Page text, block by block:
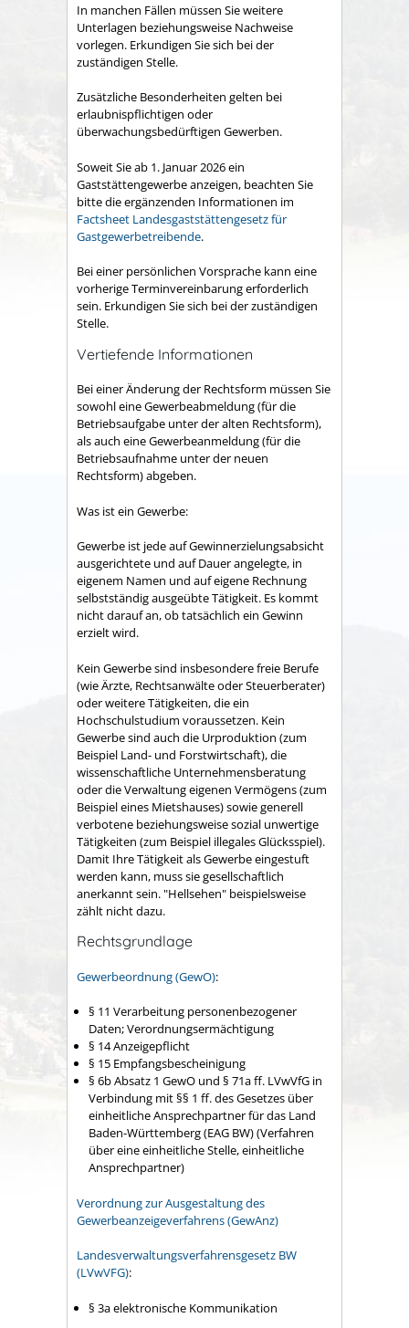
In manchen Fällen müssen Sie weitere
Unterlagen beziehungsweise Nachweise
vorlegen. Erkundigen Sie sich bei der
zuständigen Stelle.
Zusätzliche Besonderheiten gelten bei
erlaubnispflichtigen oder
überwachungsbedürftigen Gewerben.
Soweit Sie ab 1. Januar 2026 ein
Gaststättengewerbe anzeigen, beachten Sie
bitte die ergänzenden Informationen im
Factsheet Landesgaststättengesetz für
Gastgewerbetreibende.
Bei einer persönlichen Vorsprache kann eine
vorherige Terminvereinbarung erforderlich
sein. Erkundigen Sie sich bei der zuständigen
Stelle.
Vertiefende Informationen
Bei einer Änderung der Rechtsform müssen Sie
sowohl eine Gewerbeabmeldung (für die
Betriebsaufgabe unter der alten Rechtsform),
als auch eine Gewerbeanmeldung (für die
Betriebsaufnahme unter der neuen
Rechtsform) abgeben.
Was ist ein Gewerbe:
Gewerbe ist jede auf Gewinnerzielungsabsicht
ausgerichtete und auf Dauer angelegte, in
eigenem Namen und auf eigene Rechnung
selbstständig ausgeübte Tätigkeit. Es kommt
nicht darauf an, ob tatsächlich ein Gewinn
erzielt wird.
Kein Gewerbe sind insbesondere freie Berufe
(wie Ärzte, Rechtsanwälte oder Steuerberater)
oder weitere Tätigkeiten, die ein
Hochschulstudium voraussetzen. Kein
Gewerbe sind auch die Urproduktion (zum
Beispiel Land- und Forstwirtschaft), die
wissenschaftliche Unternehmensberatung
oder die Verwaltung eigenen Vermögens (zum
Beispiel eines Mietshauses) sowie generell
verbotene beziehungsweise sozial unwertige
Tätigkeiten (zum Beispiel illegales Glücksspiel).
Damit Ihre Tätigkeit als Gewerbe eingestuft
werden kann, muss sie gesellschaftlich
anerkannt sein. "Hellsehen" beispielsweise
zählt nicht dazu.
Rechtsgrundlage
Gewerbeordnung (GewO):
§ 11 Verarbeitung personenbezogener
Daten; Verordnungsermächtigung
§ 14 Anzeigepflicht
§ 15 Empfangsbescheinigung
§ 6b Absatz 1 GewO und § 71a ff. LVwVfG in
Verbindung mit§§ 1 ff. des Gesetzes über
einheitliche Ansprechpartner für das Land
Baden-Württemberg (EAG BW)(Verfahren
über eine einheitliche Stelle, einheitliche
Ansprechpartner)
Verordnung zur Ausgestaltung des
Gewerbeanzeigeverfahrens (GewAnz)
Landesverwaltungsverfahrensgesetz BW
(LVwVFG):
§ 3a elektronische Kommunikation